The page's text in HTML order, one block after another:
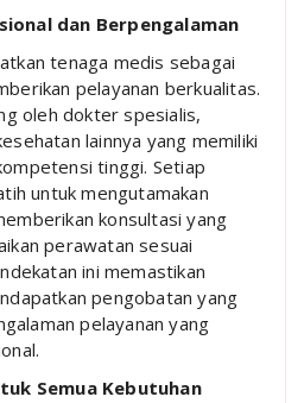
dan Berpengalaman
tenaga medis sebagai
pelayanan berkualitas.
oleh dokter spesialis,
lainnya yang memiliki
tinggi. Setiap
untuk mengutamakan
konsultasi yang
perawatan sesuai
ini memastikan
pengobatan yang
pelayanan yang
Semua Kebutuhan